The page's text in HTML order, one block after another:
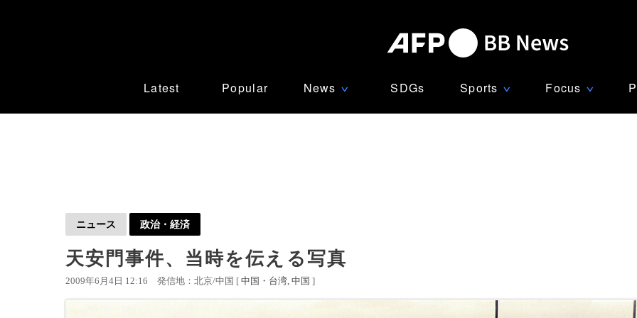
Latest Popular News ∨ SDGs Sports ∨ Focus ∨
ニュース 政治・経済
天安門事件、当時を伝える写真
2009年6月4日 12:16 発信地：北京/中国 [ 中国・台湾 中国 ]